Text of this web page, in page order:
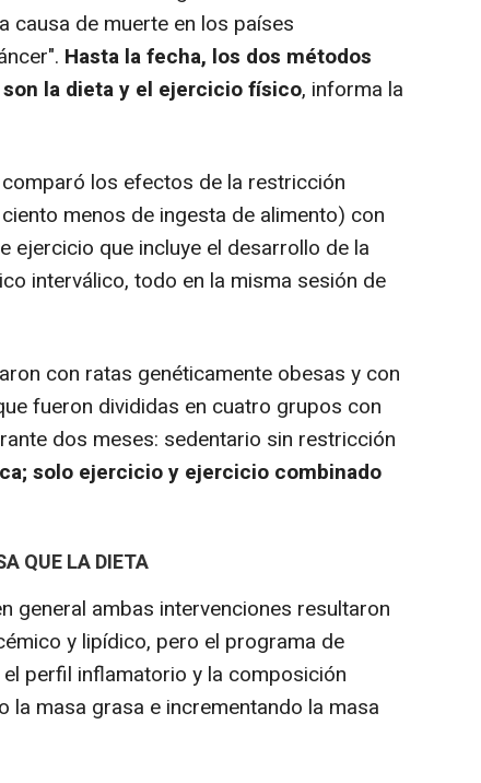
causa de muerte en los países
Hasta la fecha, los dos métodos
la dieta y el ejercicio físico, informa la
los efectos de la restricción
menos de ingesta de alimento) con
ejercicio que incluye el desarrollo de la
interválico, todo en la misma sesión de
con ratas genéticamente obesas y con
fueron divididas en cuatro grupos con
dos meses: sedentario sin restricción
solo ejercicio y ejercicio combinado
QUE LA DIETA
general ambas intervenciones resultaron
y lipídico, pero el programa de
perfil inflamatorio y la composición
la masa grasa e incrementando la masa